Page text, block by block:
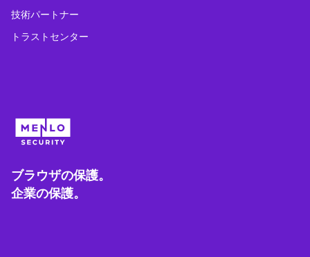
技術パートナー
トラストセンター
ブラウザの保護。
企業の保護。